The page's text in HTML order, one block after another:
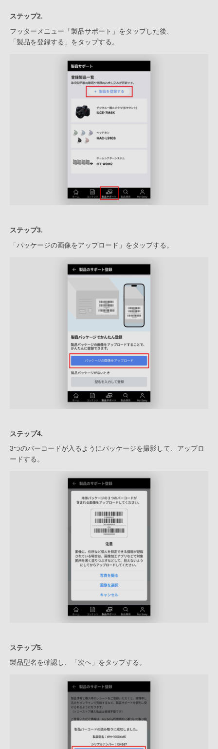
ステップ2.
フッターメニュー「製品サポート」をタップした後、
「製品を登録する」をタップする。
ステップ3.
「パッケージの画像をアップロード」をタップする。
ステップ4.
3つのバーコードが入るようにパッケージを撮影して、アップロ
ードする。
ステップ5.
製品型名を確認し、「次へ」をタップする。